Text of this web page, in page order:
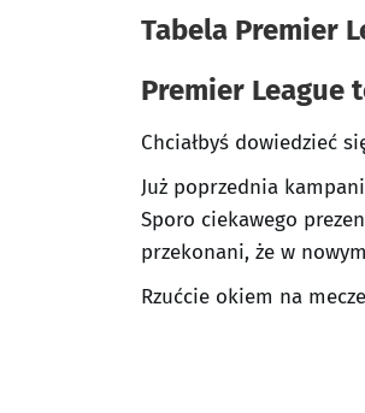
Tabela Premier
Premier League
Chciałbyś dowiedzieć
Już poprzednia
Sporo ciekawego
przekonani, że w
Rzućcie okiem na